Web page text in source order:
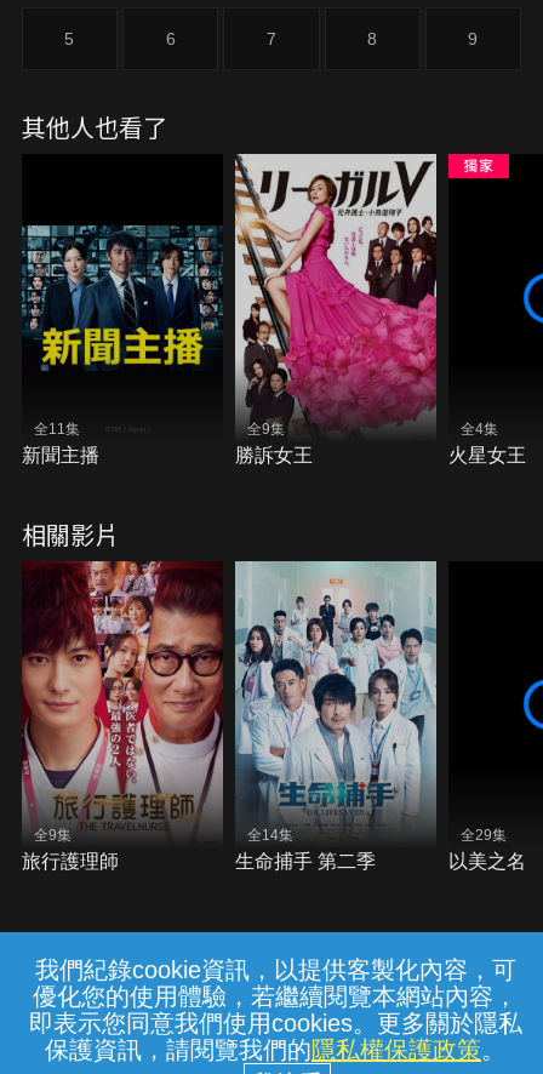
我們紀錄cookie資訊，以提供客製化內容，可
優化您的使用體驗，若繼續閱覽本網站內容，
即表示您同意我們使用cookies。更多關於隱私
保護資訊，請閱覽我們的隱私權保護政策。
5 6 7 8 9
其他人也看了
全11集
新聞主播
全9集
勝訴女王
全4集
火星女王
相關影片
全9集
旅行護理師
全14集
生命捕手 第二季
全29集
以美之名
常見問題 線上客服 服務條款 隱私權保護
中華電信股份有限公司個人家庭分公司
{{notifyMsg}}